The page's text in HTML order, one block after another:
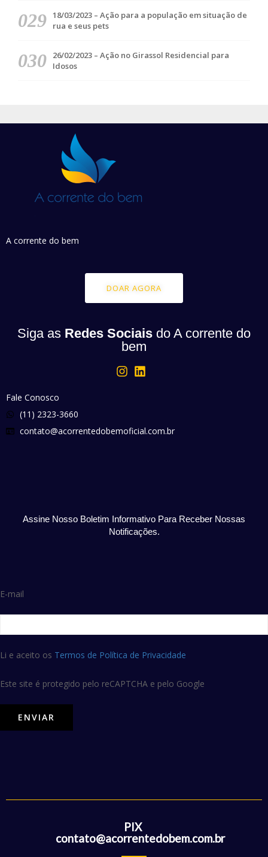
18/03/2023 – Ação para a população em situação de
rua e seus pets
26/02/2023 – Ação no Girassol Residencial para
Idosos
A corrente do bem
DOAR AGORA
Siga as Redes Sociais do A corrente do
bem
Fale Conosco
(11) 2323-3660
contato@acorrentedobemoficial.com.br
Assine Nosso Boletim Informativo Para Receber Nossas
Notificações.
E-mail
Li e aceito os Termos de Política de Privacidade
Este site é protegido pelo reCAPTCHA e pelo Google
PIX
contato@acorrentedobem.com.br